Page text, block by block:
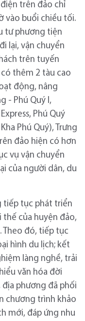
trên đảo chỉ
vào buổi chiều tối.
tư phương tiện
lại, vận chuyển
trên tuyến
có thêm 2 tàu cao
động, nâng
- Phú Quý I,
Phú Quý
Phú Quý), Trưng
đảo hiện có hơn
vụ vận chuyển
của người dân, du
tiếp tục phát triển
của huyện đảo,
Theo đó, tiếp tục
hình du lịch; kết
làng nghề, trải
văn hóa đời
địa phương đã phối
chương trình khảo
mới, đáp ứng nhu